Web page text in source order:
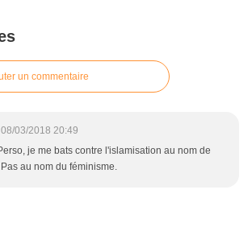
un commentaire
08/03/2018 20:49
je me bats contre l'islamisation au nom de
au nom du féminisme.